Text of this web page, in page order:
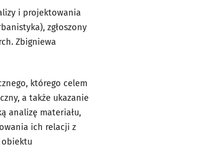
i projektowania
zgłoszony
Zbigniewa
którego celem
a także ukazanie
analizę materiału,
ich relacji z